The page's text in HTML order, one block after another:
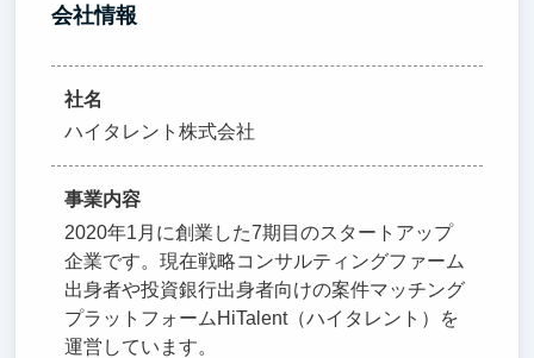
会社情報
社名
ハイタレント株式会社
事業内容
2020年1月に創業した7期目のスタートアップ
企業です。現在戦略コンサルティングファーム
出身者や投資銀行出身者向けの案件マッチング
プラットフォームHiTalent（ハイタレント）を
運営しています。